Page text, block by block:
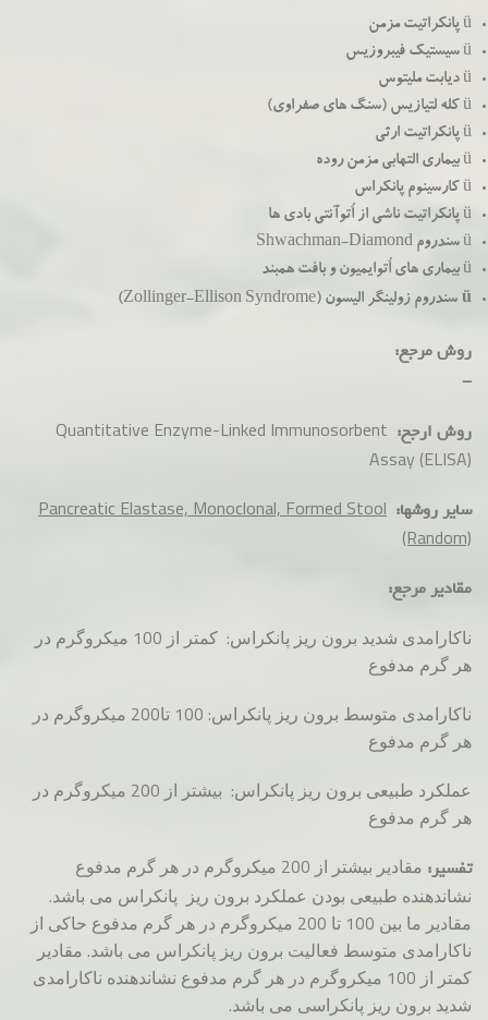
ü پانکراتیت مزمن
ü سیستیک فیبروزیس
ü دیابت ملیتوس
ü کله لتیازیس (سنگ های صفراوی)
ü پانکراتیت ارثی
ü بیماری التهابی مزمن روده
ü کارسینوم پانکراس
ü پانکراتیت ناشی از اُتوآنتی بادی ها
ü سندروم Shwachman-Diamond
ü بیماری های اُتوایمیون و بافت همبند
ü سندروم زولینگر الیسون (Zollinger-Ellison Syndrome)
روش مرجع:
روش ارجح: Quantitative Enzyme-Linked Immunosorbent
Assay (ELISA)
سایر روشها: Pancreatic Elastase, Monoclonal, Formed Stool
(Random)
مقادیر مرجع:
ناکارامدی شدید برون ریز پانکراس: کمتر از 100 میکروگرم در
هر گرم مدفوع
ناکارامدی متوسط برون ریز پانکراس: 100 تا200 میکروگرم در
هر گرم مدفوع
عملکرد طبیعی برون ریز پانکراس: بیشتر از 200 میکروگرم در
هر گرم مدفوع
تفسیر:
مقادیر بیشتر از 200 میکروگرم در هر گرم مدفوع
نشاندهنده طبیعی بودن عملکرد برون ریز پانکراس می باشد.
مقادیر ما بین 100 تا 200 میکروگرم در هر گرم مدفوع حاکی از
ناکارامدی متوسط فعالیت برون ریز پانکراس می باشد. مقادیر
کمتر از 100 میکروگرم در هر گرم مدفوع نشاندهنده ناکارامدی
شدید برون ریز پانکراسی می باشد.